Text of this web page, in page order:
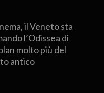
il Veneto sta
l’Odissea di
molto più del
antico